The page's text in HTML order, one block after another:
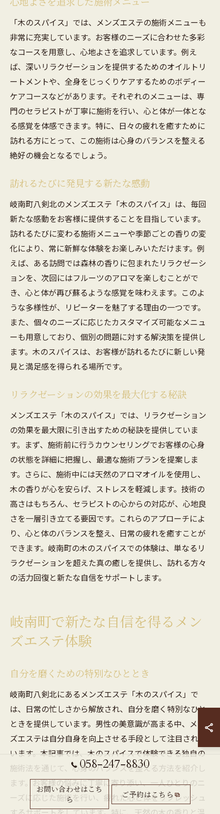
「木のスパイス」では、メンズエステの施術メニューも
非常に充実しています。お客様のニーズに合わせた多彩
なコースを用意し、心地よさを追求しています。例え
ば、深いリラクゼーションを提供するためのオイルトリ
ートメントや、全身をじっくりケアするためのボディー
ケアコースなどがあります。それぞれのメニューは、専
門のセラピストが丁寧に施術を行い、心と体が一体とな
る感覚を体感できます。特に、日々の疲れを癒すために
訪れる方にとって、この施術は心身のバランスを整える
絶好の機会となるでしょう。
訪れるたびに発見する新たな感動
岐南町八剣北のメンズエステ「木のスパイス」は、毎回
新たな感動をお客様に提供することを目指しています。
訪れるたびに変わる施術メニューや季節ごとの香りの変
化により、常に新鮮な体験をお楽しみいただけます。例
えば、ある訪問では森林の香りに包まれたリラクゼーシ
ョンを、次回にはフルーツのアロマを楽しむことがで
き、心と体が再び蘇るような感覚を味わえます。このよ
うな多様性が、リピーターを魅了する理由の一つです。
また、個々のニーズに応じたカスタマイズ可能なメニュ
ーも用意しており、個別の問題に対する解決策を提供し
ます。木のスパイスは、お客様が訪れるたびに新しい発
見と満足感を得られる場所です。
リラクゼーションの効果を最大化する秘訣
メンズエステ「木のスパイス」では、リラクゼーション
の効果を最大限に引き出すための秘訣を提供していま
す。まず、施術前に行うカウンセリングでお客様の心身
の状態を詳細に把握し、最適な施術プランを提案しま
す。さらに、施術中には天然のアロマオイルを使用し、
木の香りが心を安らげ、ストレスを軽減します。技術の
高さはもちろん、セラピストの心からの対応が、心地良
さを一層引き立てる要因です。これらのアプローチによ
り、心と体のバランスを整え、日常の疲れを癒すことが
できます。岐南町の木のスパイスでの体験は、単なるリ
ラクゼーションを超えた真の癒しを提供し、訪れる方々
の活力回復と新たな自信をサポートします。
岐南町で新たな自信を得るメン
ズエステ体験
自分を磨くための特別なひととき
岐南町八剣北にあるメンズエステ「木のスパイス」で
は、日常の忙しさから解放され、自分を磨く特別なひと
ときを提供しています。男性の美意識が高まる中、メン
ズエステは自分自身を向上させる手段として注目されて
います。本記事では、木のスパイスで体験できる独自の
施術法を通じて、心身のバランスを整える方法を紹介し
ます。お客様の悩みに丁寧に寄り添い、一人ひとりのニ
ーズに応じた施術を行い、疲れた心と体をリフレッシュ
058-247-8830
お問い合わせはこち
ら
ご予約はこちら